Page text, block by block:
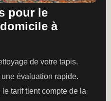
pour le
à
de votre tapis,
évaluation rapide.
tarif tient compte de la